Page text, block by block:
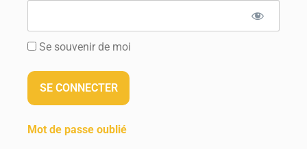
Se souvenir de moi
Mot de passe oublié